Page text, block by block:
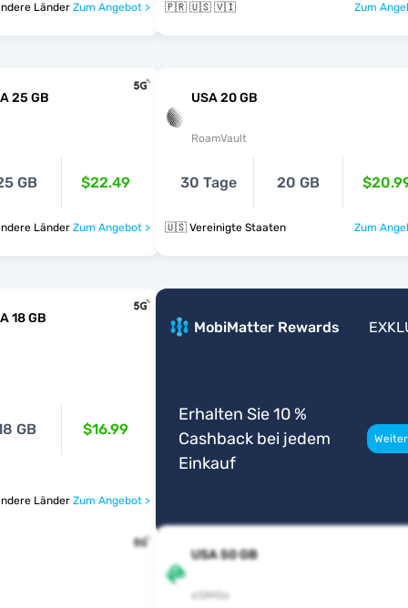
40 andere Länder Zum Angebot > 🇵🇷 🇺🇸 🇻🇮 Zum
25 GB
GB $22.49
40 andere Länder Zum Angebot >
USA 20 GB
RoamVault
30 Tage 20 GB
🇺🇸 Vereinigte Staaten Zum
18 GB
GB $16.99
40 andere Länder Zum Angebot >
MobiMatter Rewards
Erhalten Sie 10 %
Cashback bei jedem
Einkauf
USA 50 GB
eSIMGo